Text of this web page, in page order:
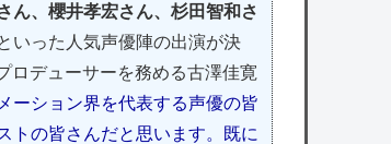
ん、櫻井孝宏さん、杉田智和さ
いった人気声優陣の出演が決
ロデューサーを務める古澤佳寛
ーション界を代表する声優の皆
トの皆さんだと思います。既に